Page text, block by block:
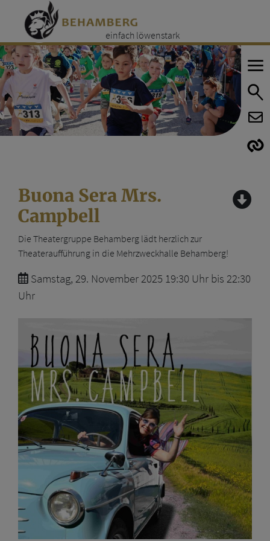
einfach löwenstark
Buona Sera Mrs.
Campbell
Die Theatergruppe Behamberg lädt herzlich zur
Theateraufführung in die Mehrzweckhalle Behamberg!
Samstag, 29. November 2025 19:30 Uhr bis 22:30
Uhr